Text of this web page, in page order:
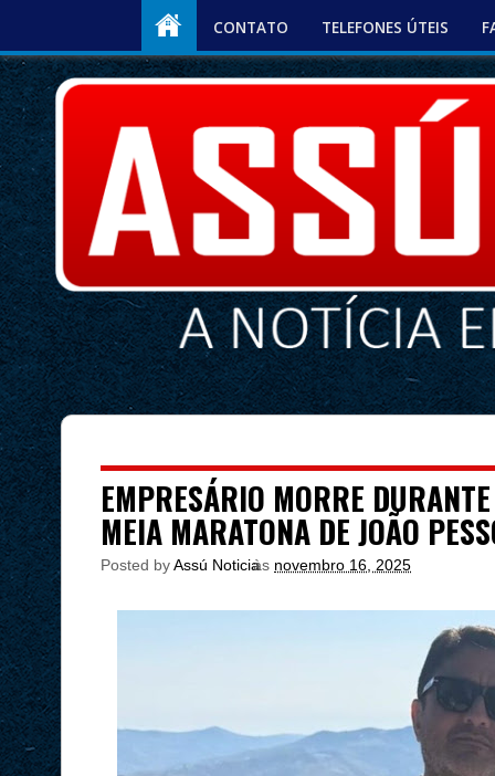
CONTATO TELEFONES ÚTEIS
EMPRESÁRIO MORRE
MEIA MARATONA DE JOÃO
Posted byAssú Noticia
às novembro 16, 2025